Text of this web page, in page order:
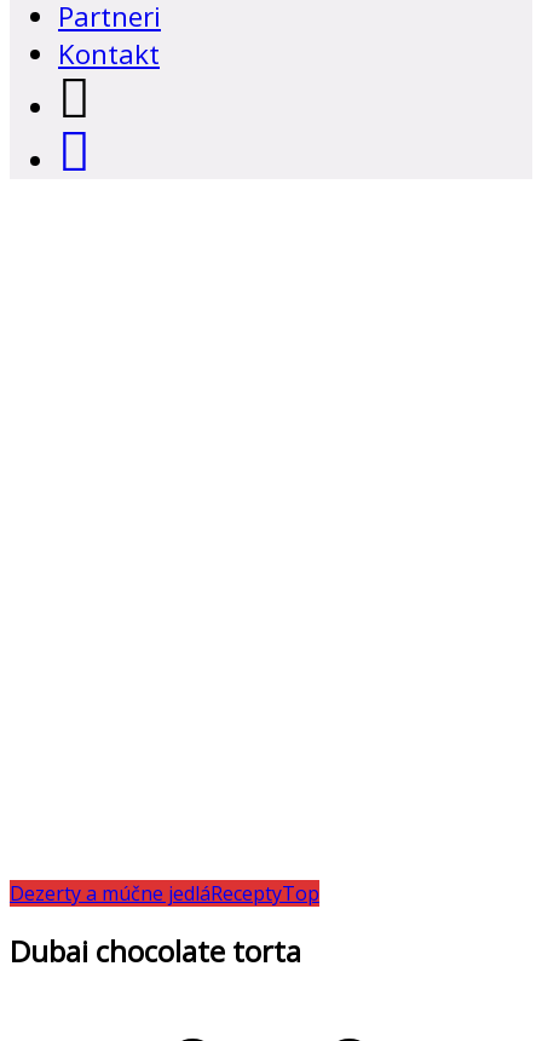
Partneri
Kontakt
Dezerty a múčne jedláReceptyTop
Dubai chocolate torta